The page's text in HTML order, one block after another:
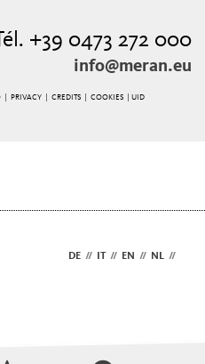
+39 0473 272 000
info@meran.eu
| PRIVACY |CREDITS |COOKIES
| UID
DE // IT // EN // NL //